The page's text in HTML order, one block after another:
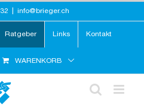
info@brieger.ch
Ratgeber Links Kontakt
WARENKORB